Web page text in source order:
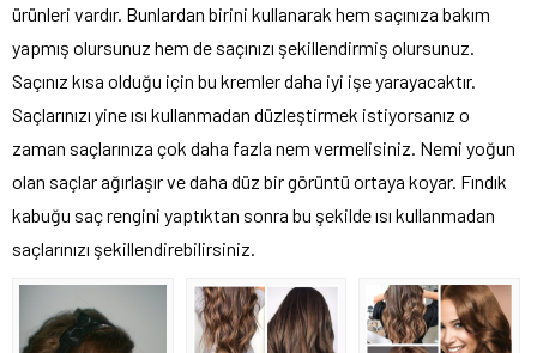
ürünleri vardır. Bunlardan birini kullanarak hem saçınıza bakım
yapmış olursunuz hem de saçınızı şekillendirmiş olursunuz.
Saçınız kısa olduğu için bu kremler daha iyi işe yarayacaktır.
Saçlarınızı yine ısı kullanmadan düzleştirmek istiyorsanız o
zaman saçlarınıza çok daha fazla nem vermelisiniz. Nemi yoğun
olan saçlar ağırlaşır ve daha düz bir görüntü ortaya koyar. Fındık
kabuğu saç rengini yaptıktan sonra bu şekilde ısı kullanmadan
saçlarınızı şekillendirebilirsiniz.